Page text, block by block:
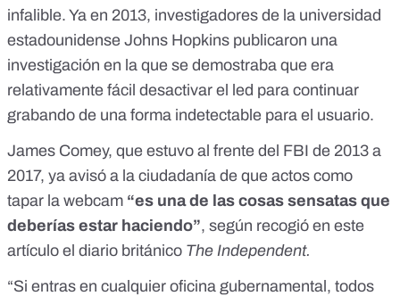
infalible. Ya en 2013, investigadores de la universidad
estadounidense Johns Hopkins publicaron una
investigación en la que se demostraba que era
relativamente fácil desactivar el led para continuar
grabando de una forma indetectable para el usuario.
James Comey, que estuvo al frente del FBI de 2013 a
2017, ya avisó a la ciudadanía de que actos como
tapar la webcam “es una de las cosas sensatas que
deberías estar haciendo”, según recogió en este
artículo el diario británico The Independent.
“Si entras en cualquier oficina gubernamental, todos